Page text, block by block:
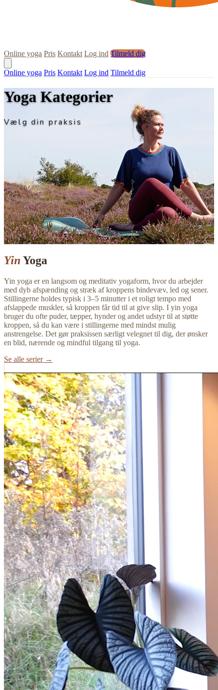
Online yoga Pris Kontakt Log ind Tilmeld dig
Online yoga Pris Kontakt Log ind Tilmeld dig
Yoga Kategorier
Vælg din praksis
Yin Yoga
Yin yoga er en langsom og meditativ yogaform, hvor du arbejder
med dyb afspænding og stræk af kroppens bindevæv, led og sener.
Stillingerne holdes typisk i 3–5 minutter i et roligt tempo med
afslappede muskler, så kroppen får tid til at give slip. I yin yoga
bruger du ofte puder, tæpper, hynder og andet udstyr til at støtte
kroppen, så du kan være i stillingerne med mindst mulig
anstrengelse. Det gør praksissen særligt velegnet til dig, der ønsker
en blid, nærende og mindful tilgang til yoga.
Se alle serier →